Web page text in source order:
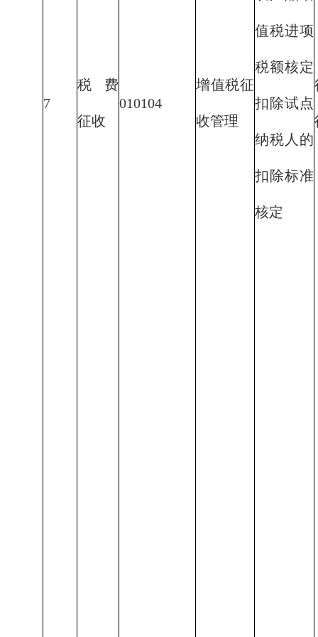
7
税费
征收
010104
增值税征
收管理
值税进项
税额核定
扣除试点
纳税人的
扣除标准
核定